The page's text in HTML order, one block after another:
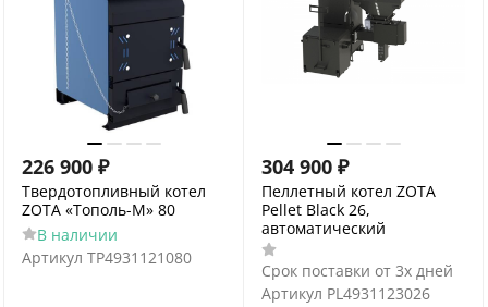
226 900 ₽
Твердотопливный котел
ZOTA «Тополь-М» 80
В наличии
Артикул TP4931121080
304 900 ₽
Пеллетный котел ZOTA
Pellet Black 26,
автоматический
Срок поставки от 3х дней
Артикул PL4931123026